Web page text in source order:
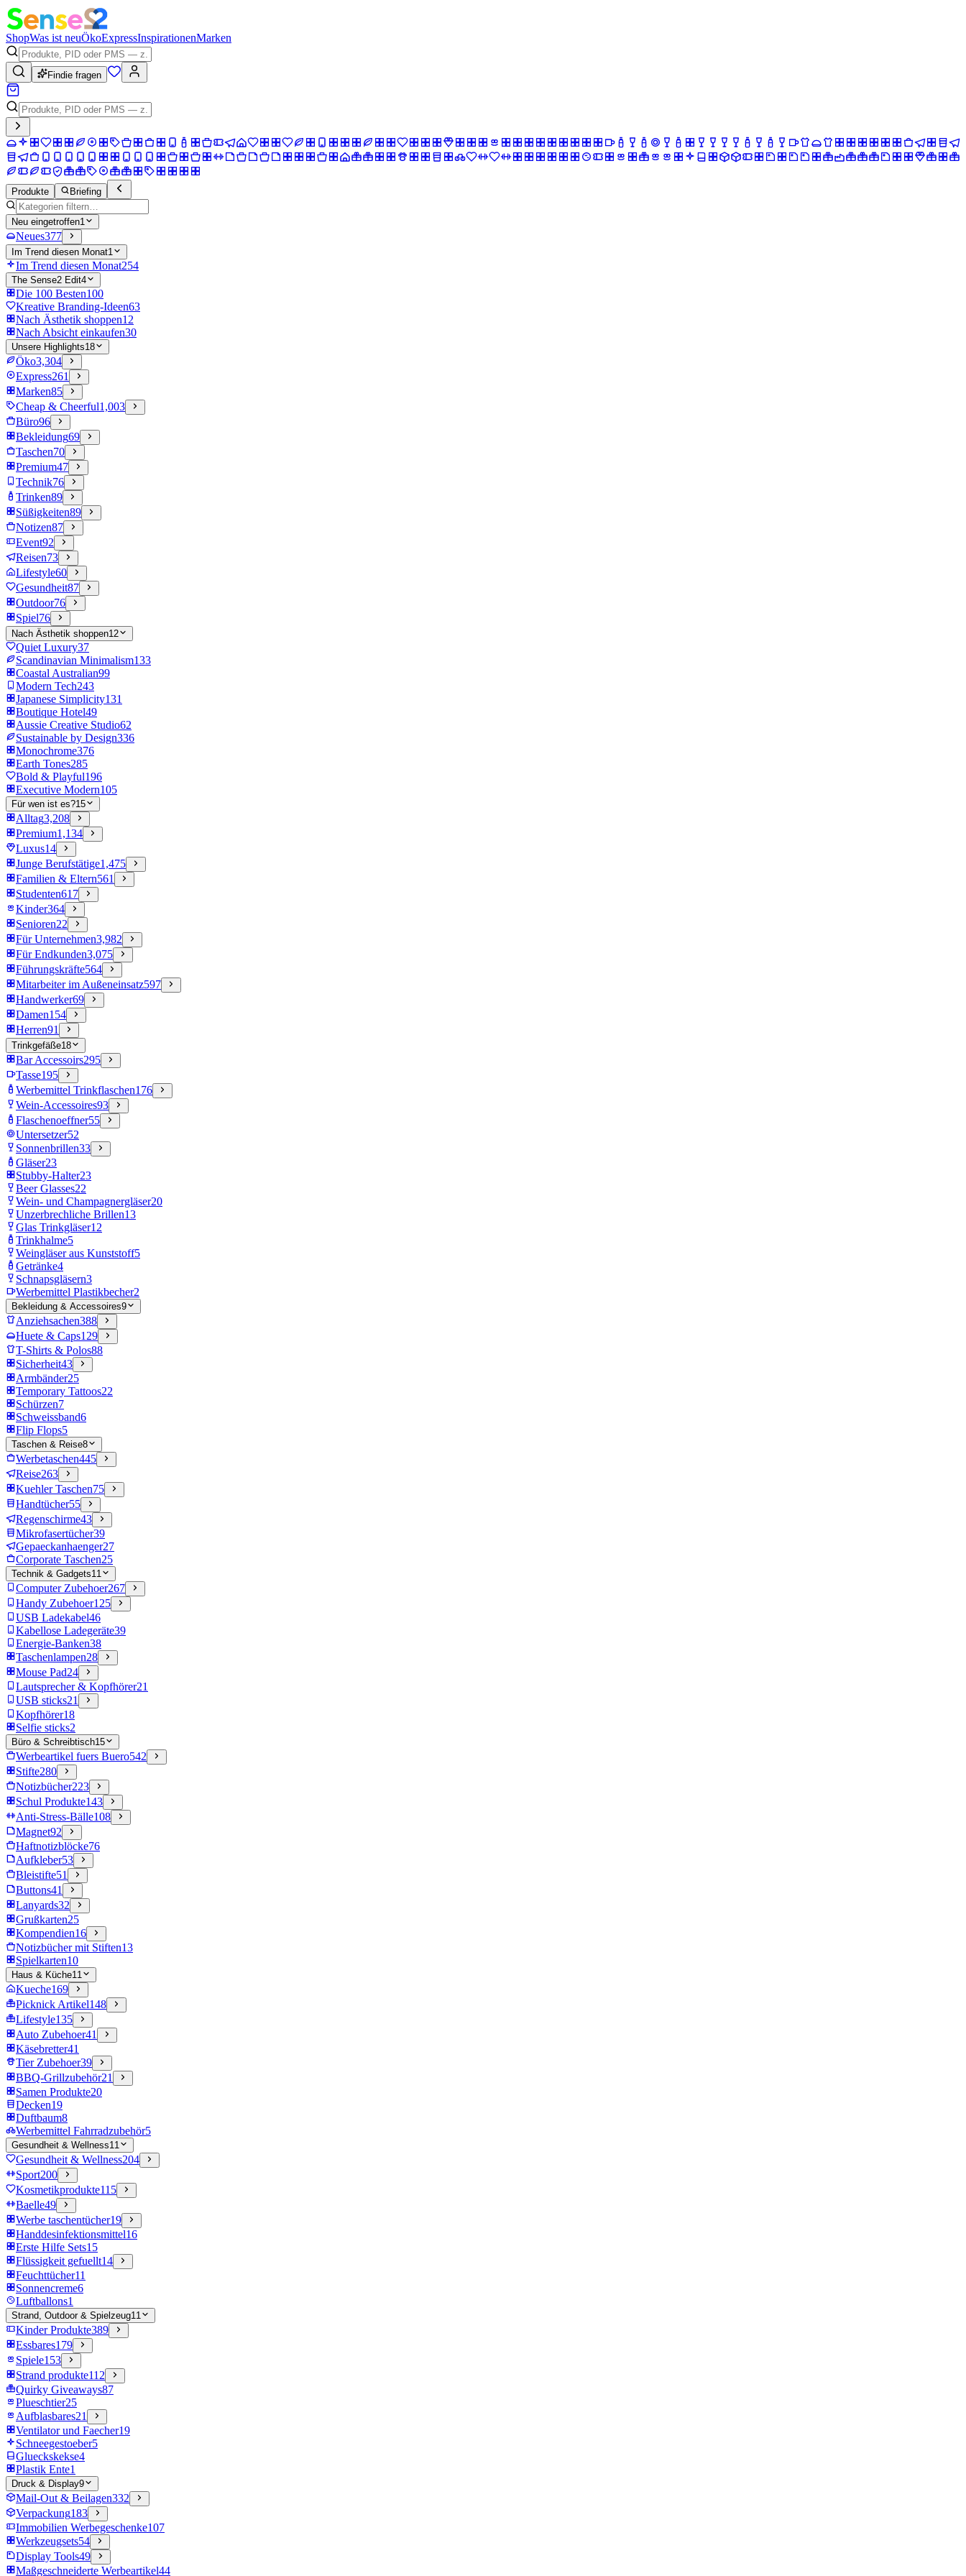
ShopWas ist neuÖkoExpressInspirationenMarken
Findie fragen
Produkte Briefing
Neu eingetroffen1
Neues377
Im Trend diesen Monat1
Im Trend diesen Monat254
The Sense2 Edit4
Die 100 Besten100
Kreative Branding-Ideen63
Nach Ästhetik shoppen12
Nach Absicht einkaufen30
Unsere Highlights18
Öko3,304
Express261
Marken85
Cheap & Cheerful1,003
Büro96
Bekleidung69
Taschen70
Premium47
Technik76
Trinken89
Süßigkeiten89
Notizen87
Event92
Reisen73
Lifestyle60
Gesundheit87
Outdoor76
Spiel76
Nach Ästhetik shoppen12
Quiet Luxury37
Scandinavian Minimalism133
Coastal Australian99
Modern Tech243
Japanese Simplicity131
Boutique Hotel49
Aussie Creative Studio62
Sustainable by Design336
Monochrome376
Earth Tones285
Bold & Playful196
Executive Modern105
Für wen ist es?15
Alltag3,208
Premium1,134
Luxus14
Junge Berufstätige1,475
Familien & Eltern561
Studenten617
Kinder364
Senioren22
Für Unternehmen3,982
Für Endkunden3,075
Führungskräfte564
Mitarbeiter im Außeneinsatz597
Handwerker69
Damen154
Herren91
Trinkgefäße18
Bar Accessoirs295
Tasse195
Werbemittel Trinkflaschen176
Wein-Accessoires93
Flaschenoeffner55
Untersetzer52
Sonnenbrillen33
Gläser23
Stubby-Halter23
Beer Glasses22
Wein- und Champagnergläser20
Unzerbrechliche Brillen13
Glas Trinkgläser12
Trinkhalme5
Weingläser aus Kunststoff5
Getränke4
Schnapsgläsern3
Werbemittel Plastikbecher2
Bekleidung & Accessoires9
Anziehsachen388
Huete & Caps129
T-Shirts & Polos88
Sicherheit43
Armbänder25
Temporary Tattoos22
Schürzen7
Schweissband6
Flip Flops5
Taschen & Reise8
Werbetaschen445
Reise263
Kuehler Taschen75
Handtücher55
Regenschirme43
Mikrofasertücher39
Gepaeckanhaenger27
Corporate Taschen25
Technik & Gadgets11
Computer Zubehoer267
Handy Zubehoer125
USB Ladekabel46
Kabellose Ladegeräte39
Energie-Banken38
Taschenlampen28
Mouse Pad24
Lautsprecher & Kopfhörer21
USB sticks21
Kopfhörer18
Selfie sticks2
Büro & Schreibtisch15
Werbeartikel fuers Buero542
Stifte280
Notizbücher223
Schul Produkte143
Anti-Stress-Bälle108
Magnet92
Haftnotizblöcke76
Aufkleber53
Bleistifte51
Buttons41
Lanyards32
Grußkarten25
Kompendien16
Notizbücher mit Stiften13
Spielkarten10
Haus & Küche11
Kueche169
Picknick Artikel148
Lifestyle135
Auto Zubehoer41
Käsebretter41
Tier Zubehoer39
BBQ-Grillzubehör21
Samen Produkte20
Decken19
Duftbaum8
Werbemittel Fahrradzubehör5
Gesundheit & Wellness11
Gesundheit & Wellness204
Sport200
Kosmetikprodukte115
Baelle49
Werbe taschentücher19
Handdesinfektionsmittel16
Erste Hilfe Sets15
Flüssigkeit gefuellt14
Feuchttücher11
Sonnencreme6
Luftballons1
Strand, Outdoor & Spielzeug11
Kinder Produkte389
Essbares179
Spiele153
Strand produkte112
Quirky Giveaways87
Plueschtier25
Aufblasbares21
Ventilator und Faecher19
Schneegestoeber5
Glueckskekse4
Plastik Ente1
Druck & Display9
Mail-Out & Beilagen332
Verpackung183
Immobilien Werbegeschenke107
Werkzeugsets54
Display Tools49
Maßgeschneiderte Werbeartikel44